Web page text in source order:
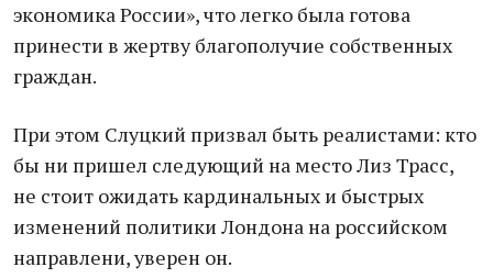
экономика России», что легко была готова
принести в жертву благополучие собственных
граждан.
При этом Слуцкий призвал быть реалистами: кто
бы ни пришел следующий на место Лиз Трасс,
не стоит ожидать кардинальных и быстрых
изменений политики Лондона на российском
направлени, уверен он.